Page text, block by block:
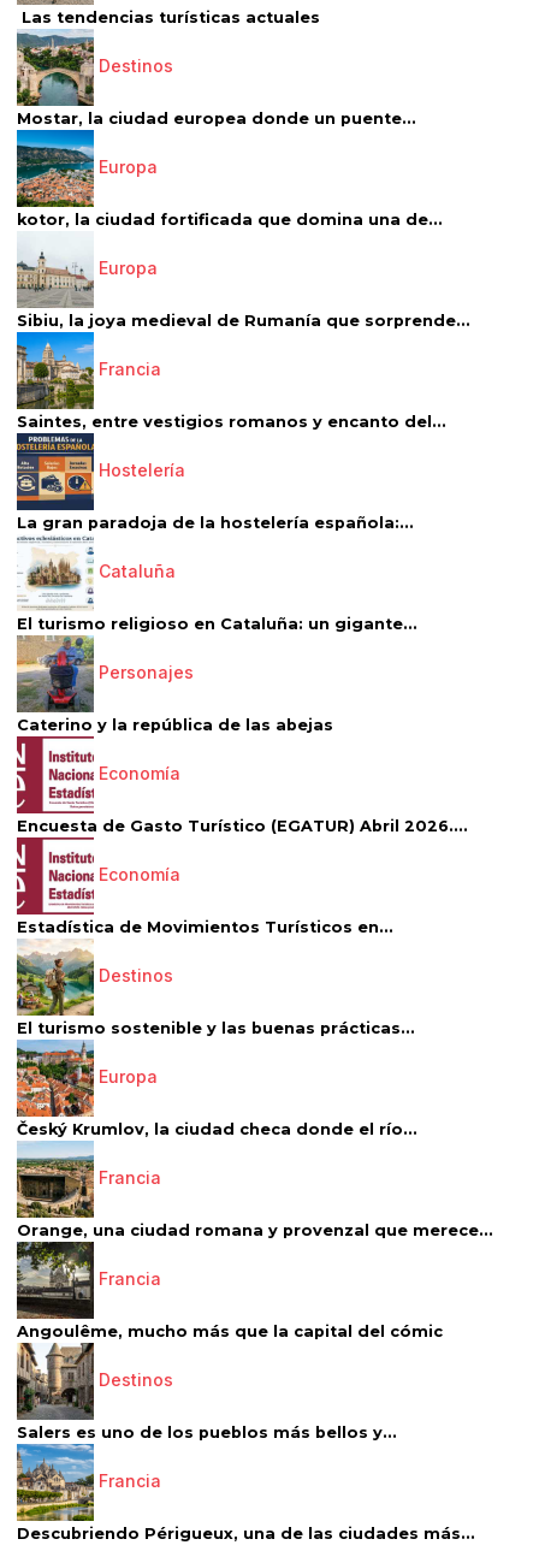
Las tendencias turísticas actuales
Destinos
Mostar, la ciudad europea donde un puente...
Europa
kotor, la ciudad fortificada que domina una de...
Europa
Sibiu, la joya medieval de Rumanía que sorprende...
Francia
Saintes, entre vestigios romanos y encanto del...
Hostelería
La gran paradoja de la hostelería española:...
Cataluña
El turismo religioso en Cataluña: un gigante...
Personajes
Caterino y la república de las abejas
Economía
Encuesta de Gasto Turístico (EGATUR) Abril 2026....
Economía
Estadística de Movimientos Turísticos en...
Destinos
El turismo sostenible y las buenas prácticas...
Europa
Český Krumlov, la ciudad checa donde el río...
Francia
Orange, una ciudad romana y provenzal que merece...
Francia
Angoulême, mucho más que la capital del cómic
Destinos
Salers es uno de los pueblos más bellos y...
Francia
Descubriendo Périgueux, una de las ciudades más...